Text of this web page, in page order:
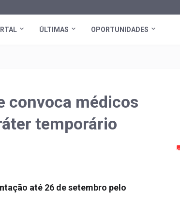
ÚLTIMAS OPORTUNIDADES
convoca médicos
temporário
até 26 de setembro pelo